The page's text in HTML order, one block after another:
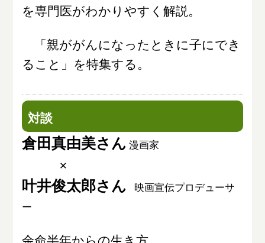
を専門医がわかりやすく解説。
「親ががんになったときに子にでき
ること」を特集する。
対談
倉田真由美さん 漫画家
×
叶井俊太郎さん
映画宣伝プロデューサ
ー